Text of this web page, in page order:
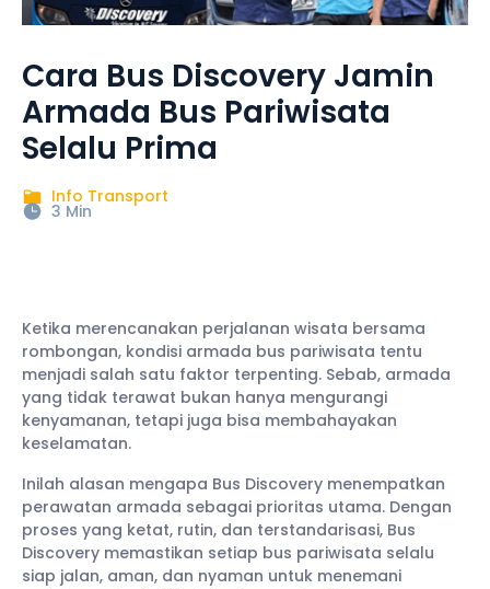
Cara Bus Discovery Jamin
Armada Bus Pariwisata
Selalu Prima
Info Transport
3 Min
Ketika merencanakan perjalanan wisata bersama
rombongan, kondisi armada bus pariwisata tentu
menjadi salah satu faktor terpenting. Sebab, armada
yang tidak terawat bukan hanya mengurangi
kenyamanan, tetapi juga bisa membahayakan
keselamatan.
Inilah alasan mengapa Bus Discovery menempatkan
perawatan armada sebagai prioritas utama. Dengan
proses yang ketat, rutin, dan terstandarisasi, Bus
Discovery memastikan setiap bus pariwisata selalu
siap jalan, aman, dan nyaman untuk menemani